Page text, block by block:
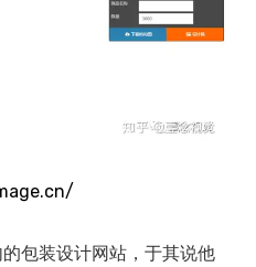
包装设计网站，于其说他